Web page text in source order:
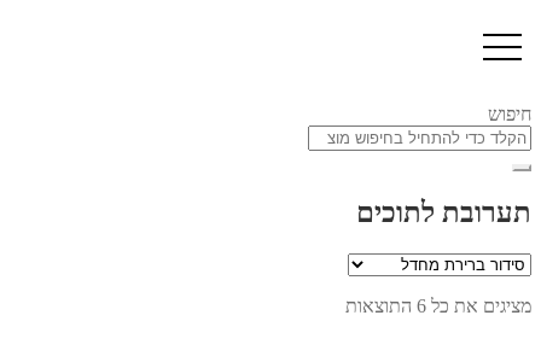
חיפוש
תערובת לתוכים
מציגים את כל ⁦6⁩ התוצאות